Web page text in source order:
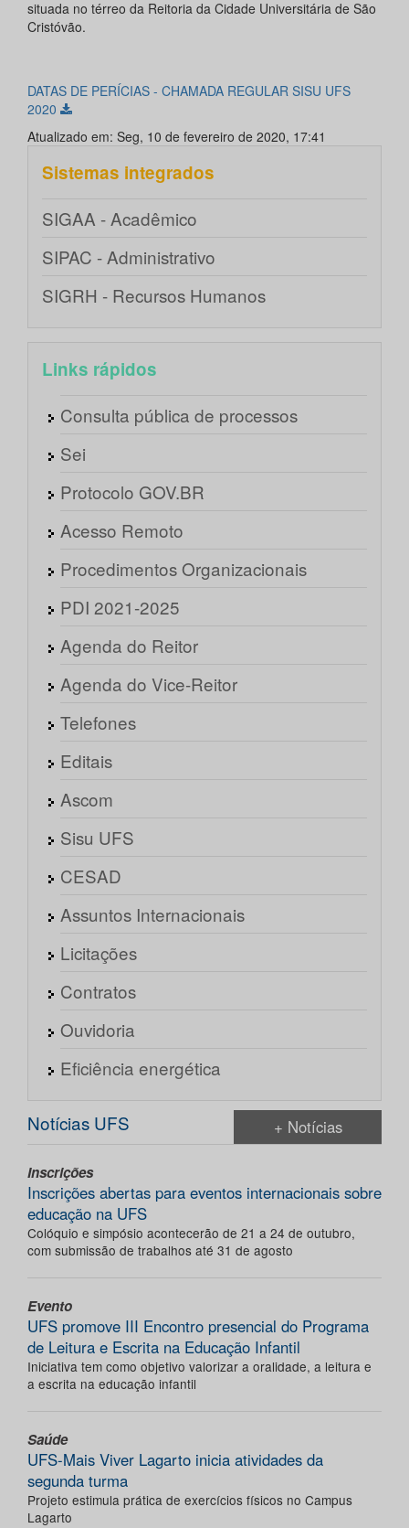
situada no térreo da Reitoria da Cidade Universitária de São
Cristóvão.
DATAS DE PERÍCIAS - CHAMADA REGULAR SISU UFS
2020
Atualizado em: Seg, 10 de fevereiro de 2020, 17:41
Sistemas integrados
SIGAA - Acadêmico
SIPAC - Administrativo
SIGRH - Recursos Humanos
Links rápidos
Consulta pública de processos
Sei
Protocolo GOV.BR
Acesso Remoto
Procedimentos Organizacionais
PDI 2021-2025
Agenda do Reitor
Agenda do Vice-Reitor
Telefones
Editais
Ascom
Sisu UFS
CESAD
Assuntos Internacionais
Licitações
Contratos
Ouvidoria
Eficiência energética
Notícias UFS + Notícias
Inscrições
Inscrições abertas para eventos internacionais sobre
educação na UFS
Colóquio e simpósio acontecerão de 21 a 24 de outubro,
com submissão de trabalhos até 31 de agosto
Evento
UFS promove III Encontro presencial do Programa
de Leitura e Escrita na Educação Infantil
Iniciativa tem como objetivo valorizar a oralidade, a leitura e
a escrita na educação infantil
Saúde
UFS-Mais Viver Lagarto inicia atividades da
segunda turma
Projeto estimula prática de exercícios físicos no Campus
Lagarto